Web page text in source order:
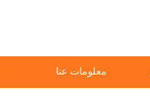
معلومات عنا